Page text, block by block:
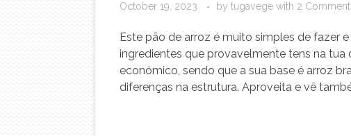
October 19, 2023 by tugavege with 2
Este pão de arroz é muito simples de fazer
ingredientes que provavelmente tens na
económico, sendo que a sua base é arroz
diferenças na estrutura. Aproveita e vê